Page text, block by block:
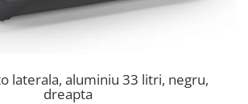
laterala, aluminiu 33 litri, negru,
dreapta